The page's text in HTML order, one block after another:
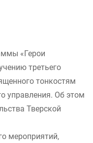
«Герои
третьего
тонкостям
управления. Об этом
Тверской
мероприятий,